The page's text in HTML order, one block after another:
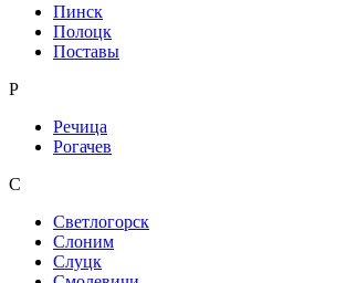
Пинск
Полоцк
Поставы
Р
Речица
Рогачев
С
Светлогорск
Слоним
Слуцк